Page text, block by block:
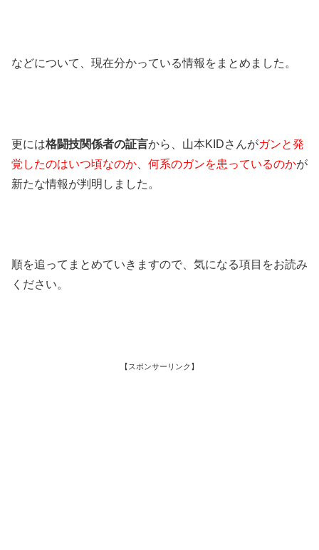
などについて、現在分かっている情報をまとめました。
更には格闘技関係者の証言から、山本KIDさんがガンと発
覚したのはいつ頃なのか
何系のガンを患っているのかが
新たな情報が判明しました。
順を追ってまとめていきますので、気になる項目をお読み
ください。
【スポンサーリンク】